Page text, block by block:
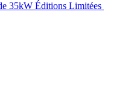
35kW Éditions Limitées